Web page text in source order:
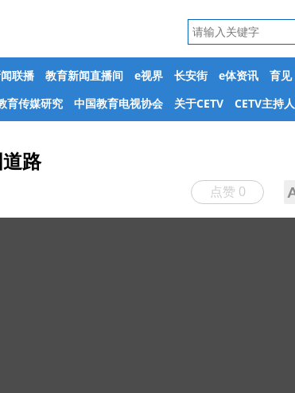
联播 教育新闻直播间 e视界 长安街 e体资讯 育见
育传媒研究 中国教育电视协会 关于CETV CETV主持人
路
点赞 0